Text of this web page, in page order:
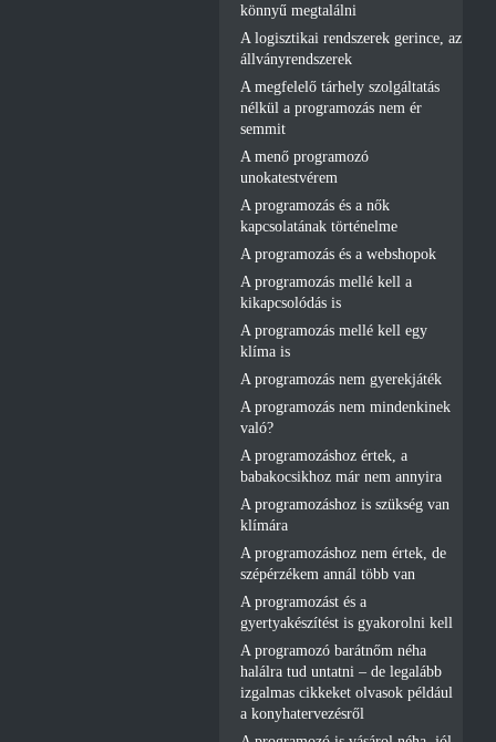
könnyű megtalálni
A logisztikai rendszerek gerince, az
állványrendszerek
A megfelelő tárhely szolgáltatás
nélkül a programozás nem ér
semmit
A menő programozó
unokatestvérem
A programozás és a nők
kapcsolatának történelme
A programozás és a webshopok
A programozás mellé kell a
kikapcsolódás is
A programozás mellé kell egy
klíma is
A programozás nem gyerekjáték
A programozás nem mindenkinek
való?
A programozáshoz értek, a
babakocsikhoz már nem annyira
A programozáshoz is szükség van
klímára
A programozáshoz nem értek, de
szépérzékem annál több van
A programozást és a
gyertyakészítést is gyakorolni kell
A programozó barátnőm néha
halálra tud untatni – de legalább
izgalmas cikkeket olvasok például
a konyhatervezésről